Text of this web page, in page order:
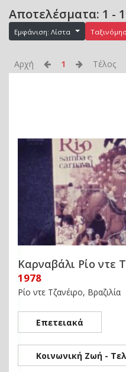
Αποτελέσματα: 1 -
Εμφάνιση: Λίστα
Αρχή 1 Τέλος
Καρναβάλι Ρίο ντε
1978
Ρίο ντε Τζανέιρο, Βραζιλία
Επετειακά
Κοινωνική Ζωή -